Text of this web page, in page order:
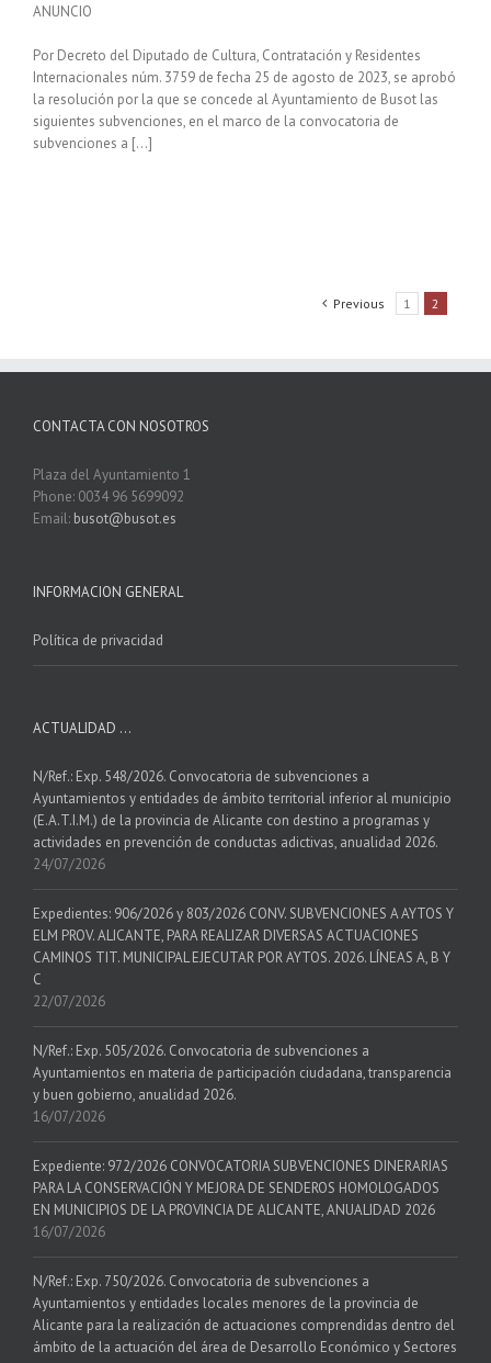
ANUNCIO
Por Decreto del Diputado de Cultura, Contratación y Residentes
Internacionales núm. 3759 de fecha 25 de agosto de 2023, se aprobó
la resolución por la que se concede al Ayuntamiento de Busot las
siguientes subvenciones, en el marco de la convocatoria de
subvenciones a […]
Previous 1 2
CONTACTA CON NOSOTROS
Plaza del Ayuntamiento 1
Phone: 0034 96 5699092
Email: busot@busot.es
INFORMACION GENERAL
Política de privacidad
ACTUALIDAD …
N/Ref.: Exp. 548/2026. Convocatoria de subvenciones a
Ayuntamientos y entidades de ámbito territorial inferior al municipio
(E.A.T.I.M.) de la provincia de Alicante con destino a programas y
actividades en prevención de conductas adictivas, anualidad 2026.
24/07/2026
Expedientes: 906/2026 y 803/2026 CONV. SUBVENCIONES A AYTOS Y
ELM PROV. ALICANTE, PARA REALIZAR DIVERSAS ACTUACIONES
CAMINOS TIT. MUNICIPAL EJECUTAR POR AYTOS. 2026. LÍNEAS A, B Y
C
22/07/2026
N/Ref.: Exp. 505/2026. Convocatoria de subvenciones a
Ayuntamientos en materia de participación ciudadana, transparencia
y buen gobierno, anualidad 2026.
16/07/2026
Expediente: 972/2026 CONVOCATORIA SUBVENCIONES DINERARIAS
PARA LA CONSERVACIÓN Y MEJORA DE SENDEROS HOMOLOGADOS
EN MUNICIPIOS DE LA PROVINCIA DE ALICANTE, ANUALIDAD 2026
16/07/2026
N/Ref.: Exp. 750/2026. Convocatoria de subvenciones a
Ayuntamientos y entidades locales menores de la provincia de
Alicante para la realización de actuaciones comprendidas dentro del
ámbito de la actuación del área de Desarrollo Económico y Sectores